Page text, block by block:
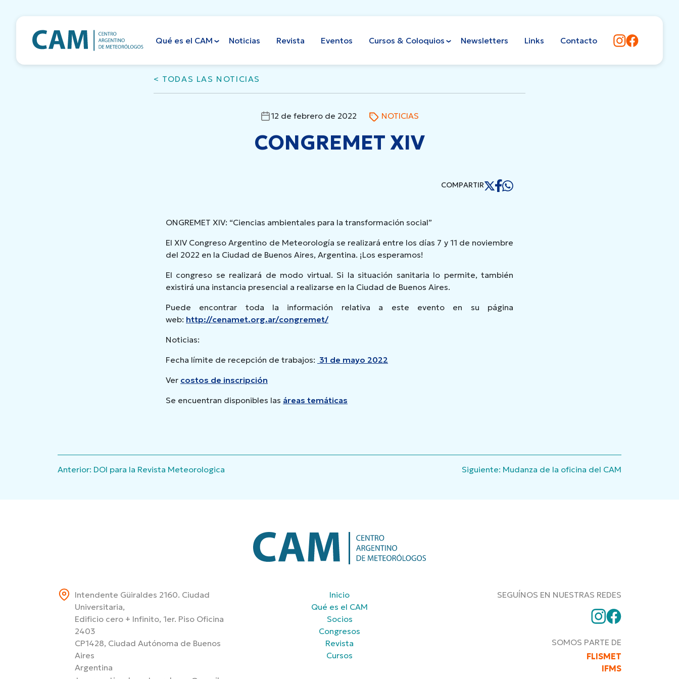
Qué es el CAM
Noticias Revista Eventos Cursos & Coloquios Newsletters Links Contacto
< TODAS LAS NOTICIAS
12 de febrero de 2022 NOTICIAS
CONGREMET XIV
COMPARTIR
ONGREMET XIV: “Ciencias ambientales para la transformación social”
El XIV Congreso Argentino de Meteorología se realizará entre los días 7 y 11 de noviembre
del 2022 en la Ciudad de Buenos Aires, Argentina. ¡Los esperamos!
El congreso se realizará de modo virtual. Si la situación sanitaria lo permite, también
existirá una instancia presencial a realizarse en la Ciudad de Buenos Aires.
Puede encontrar toda la información relativa a este evento en su página
web: http://cenamet.org.ar/congremet/
Noticias:
Fecha límite de recepción de trabajos: 31 de mayo 2022
Ver costos de inscripción
Se encuentran disponibles las áreas temáticas
Navegación
Anterior: DOI para la Revista Meteorologica Siguiente: Mudanza de la oficina del CAM
Intendente Güiraldes 2160. Ciudad
Universitaria,
Edificio cero + Infinito, 1er. Piso Oficina
2403
CP1428, Ciudad Autónoma de Buenos
Aires
Argentina
Inicio
Qué es el CAM
Socios
Congresos
Revista
Cursos
SEGUÍNOS EN NUESTRAS REDES
SOMOS PARTE DE
FLISMET
IFMS